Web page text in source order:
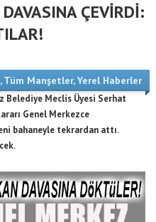
ÇEVİRDİ:
,Tüm Manşetler,Yerel Haberler
Belediye Meclis Üyesi Serhat
Genel Merkezce
bahaneyle tekrardan attı.